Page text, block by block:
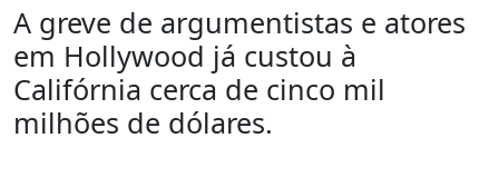
A greve de argumentistas e atores
em Hollywood já custou à
Califórnia cerca de cinco mil
milhões de dólares.